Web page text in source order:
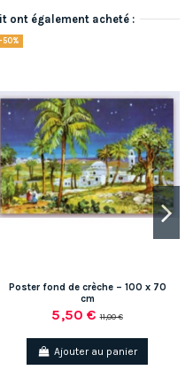
ont également acheté :
-50%
Poster fond de crèche – 100 x 70
cm
5,50 €11,00 €
Ajouter au panier